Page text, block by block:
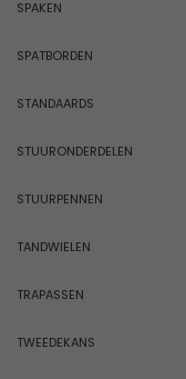
SPAKEN
SPATBORDEN
STANDAARDS
STUURONDERDELEN
STUURPENNEN
TANDWIELEN
TRAPASSEN
TWEEDEKANS